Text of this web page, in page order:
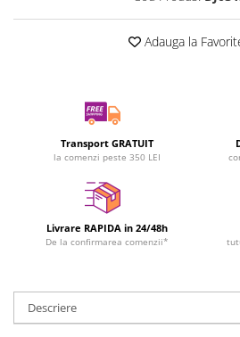
Adauga la
Transport GRATUIT
la comenzi peste 350 LEI
Livrare RAPIDA in 24/48h
De la confirmarea comenzii*
Descriere